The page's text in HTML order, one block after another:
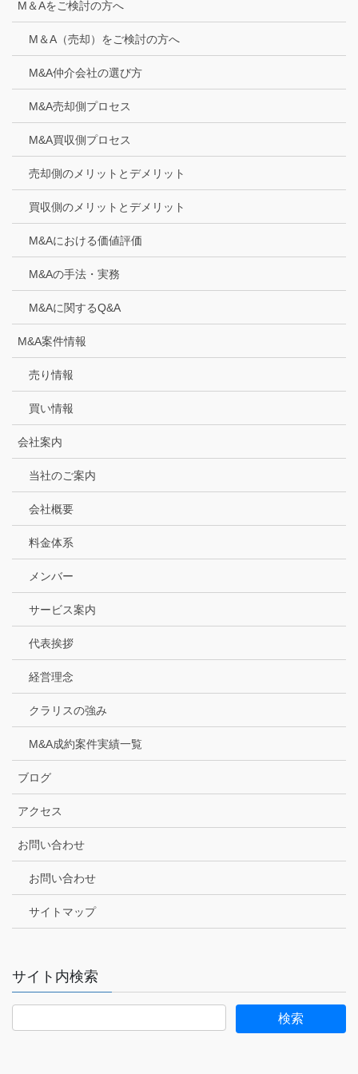
M＆Aをご検討の方へ
M＆A（売却）をご検討の方へ
M&A仲介会社の選び方
M&A売却側プロセス
M&A買収側プロセス
売却側のメリットとデメリット
買収側のメリットとデメリット
M&Aにおける価値評価
M&Aの手法・実務
M&Aに関するQ&A
M&A案件情報
売り情報
買い情報
会社案内
当社のご案内
会社概要
料金体系
メンバー
サービス案内
代表挨拶
経営理念
クラリスの強み
M&A成約案件実績一覧
ブログ
アクセス
お問い合わせ
お問い合わせ
サイトマップ
サイト内検索